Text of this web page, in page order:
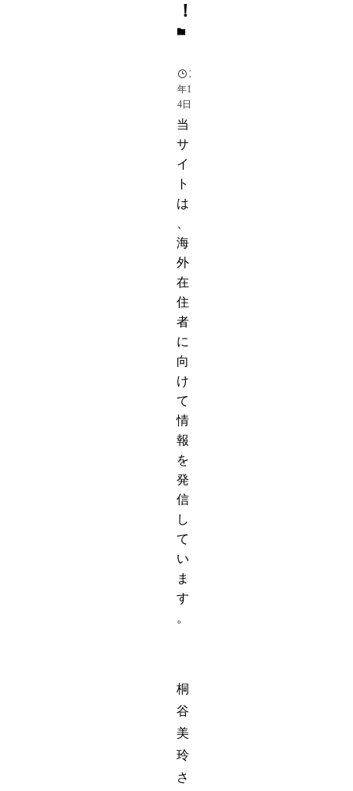
！
2016
年10月
4日
当
サ
イ
ト
は
海
外
在
住
者
に
向
け
て
情
報
を
発
信
し
て
い
ま
す
。
桐
谷
美
玲
さ